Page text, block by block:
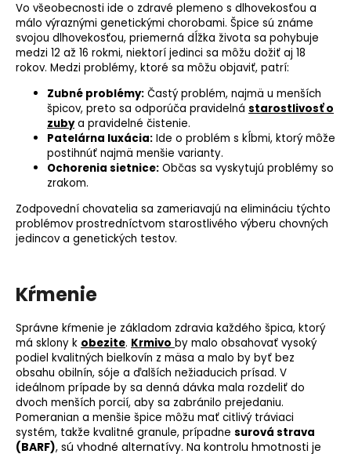
Vo všeobecnosti ide o zdravé plemeno s dlhovekosťou a
málo výraznými genetickými chorobami. Špice sú známe
svojou dlhovekosťou, priemerná dĺžka života sa pohybuje
medzi 12 až 16 rokmi, niektorí jedinci sa môžu dožiť aj 18
rokov. Medzi problémy, ktoré sa môžu objaviť, patrí:
Zubné problémy: Častý problém, najmä u menších
špicov, preto sa odporúča pravidelná starostlivosť o
zubya pravidelné čistenie.
Patelárna luxácia: Ide o problém s kĺbmi, ktorý môže
postihnúť najmä menšie varianty.
Ochorenia sietnice: Občas sa vyskytujú problémy so
zrakom.
Zodpovední chovatelia sa zameriavajú na elimináciu týchto
problémov prostredníctvom starostlivého výberu chovných
jedincov a genetických testov.
Kŕmenie
Správne kŕmenie je základom zdravia každého špica, ktorý
má sklony k obezite. Krmivo by malo obsahovať vysoký
podiel kvalitných bielkovín z mäsa a malo by byť bez
obsahu obilnín, sóje a ďalších nežiaducich prísad. V
ideálnom prípade by sa denná dávka mala rozdeliť do
dvoch menších porcií, aby sa zabránilo prejedaniu.
Pomeranian a menšie špice môžu mať citlivý tráviaci
systém, takže kvalitné granule, prípadne surová strava
(BARF), sú vhodné alternatívy. Na kontrolu hmotnosti je